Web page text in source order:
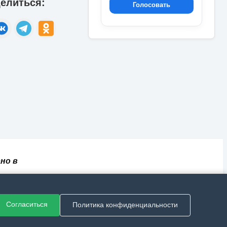
Голосовать
в
Согласиться Политика конфиденциальности